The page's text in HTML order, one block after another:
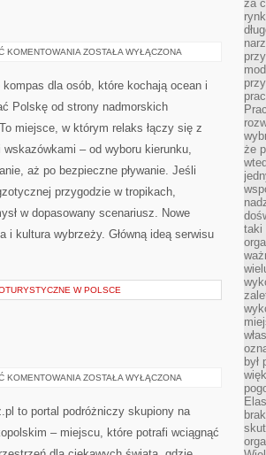
KOMENTOWANIA PENSJONATY
ZOSTAŁA WYŁĄCZONA
kompas dla osób, które kochają ocean i
Polskę od strony nadmorskich
miejsce, w którym relaks łączy się z
– od wyboru kierunku,
aż po bezpieczne pływanie. Jeśli
przygodzie w tropikach,
w dopasowany scenariusz. Nowe
i kultura wybrzeży. Główną ideą serwisu
W POLSCE
KOMENTOWANIA JAROCIN
ZOSTAŁA WYŁĄCZONA
to portal podróżniczy skupiony na
– miejscu, które potrafi wciągnąć
za
że
taki